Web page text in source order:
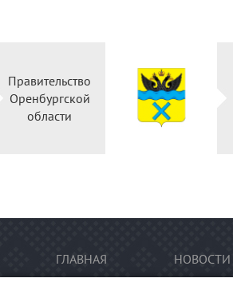
Правительство
Оренбургской
области
ГЛАВНАЯ НОВОСТИ